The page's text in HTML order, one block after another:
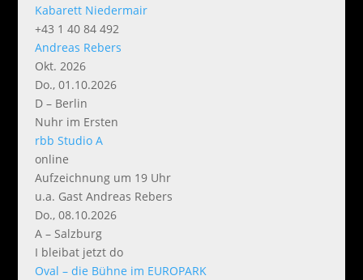
Kabarett Niedermair
+43 1 40 84 492
Andreas Rebers
Okt. 2026
Do., 01.10.2026
D – Berlin
Nuhr im Ersten
rbb Studio A
online
Aufzeichnung um 19 Uhr
u.a. Gast Andreas Rebers
Do., 08.10.2026
A – Salzburg
I bleibat jetzt do
Oval – die Bühne im EUROPARK